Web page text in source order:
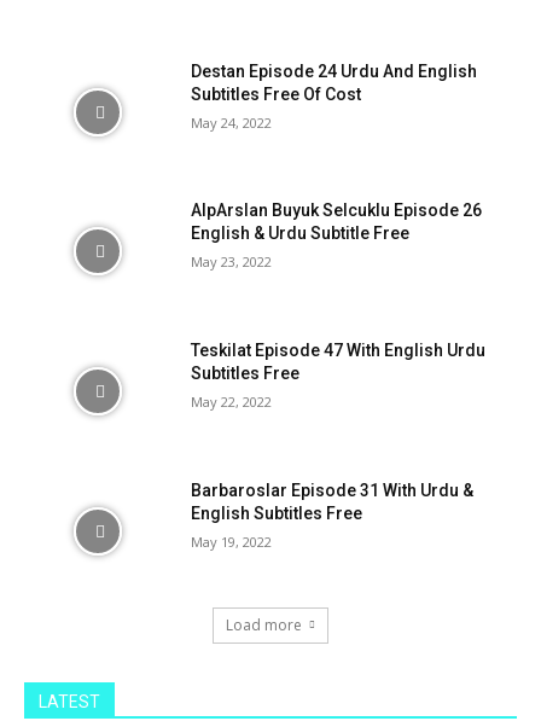
Destan Episode 24 Urdu And English
Subtitles Free Of Cost
May 24, 2022
AlpArslan Buyuk Selcuklu Episode 26
English & Urdu Subtitle Free
May 23, 2022
Teskilat Episode 47 With English Urdu
Subtitles Free
May 22, 2022
Barbaroslar Episode 31 With Urdu &
English Subtitles Free
May 19, 2022
Load more
LATEST